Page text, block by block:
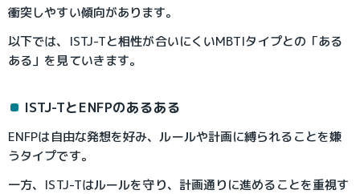
衝突しやすい傾向があります。
以下では、ISTJ-Tと相性が合いにくいMBTIタイプとの「ある
ある」を見ていきます。
ISTJ-TとENFPのあるある
ENFPは自由な発想を好み、ルールや計画に縛られることを嫌
うタイプです。
一方、ISTJ-Tはルールを守り、計画通りに進めることを重視す